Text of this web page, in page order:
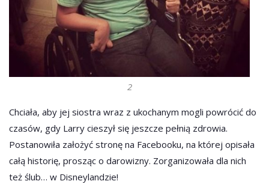
2
Chciała, aby jej siostra wraz z ukochanym mogli powrócić do
czasów, gdy Larry cieszył się jeszcze pełnią zdrowia.
Postanowiła założyć stronę na Facebooku, na której opisała
całą historię, prosząc o darowizny. Zorganizowała dla nich
też ślub… w Disneylandzie!